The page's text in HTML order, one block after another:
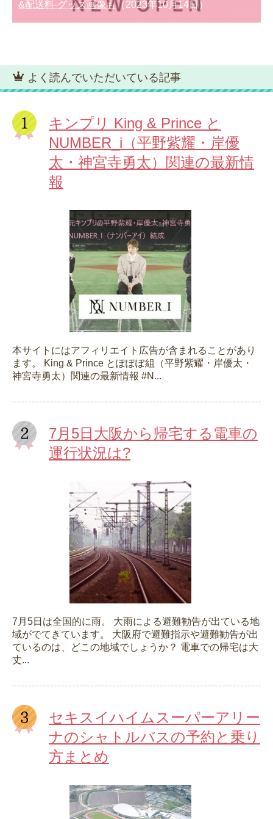
&配送料-グッズ画像も（2023年10月14日）
よく読んでいただいている記事
キンプリ King & Prince と
NUMBER_i（平野紫耀・岸優
太・神宮寺勇太）関連の最新情
報
本サイトにはアフィリエイト広告が含まれることがあり
ます。 King & Prince とぽぽぽ組（平野紫耀・岸優太・
神宮寺勇太）関連の最新情報 #N...
7月5日大阪から帰宅する電車の
運行状況は?
7月5日は全国的に雨。 大雨による避難勧告が出ている地
域がでてきています。 大阪府で避難指示や避難勧告が出
ているのは、どこの地域でしょうか？ 電車での帰宅は大
丈...
セキスイハイムスーパーアリー
ナのシャトルバスの予約と乗り
方まとめ